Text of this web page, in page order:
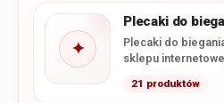
✦
Plecaki do
Plecaki do
sklepu
najważniejszy
21 produktów